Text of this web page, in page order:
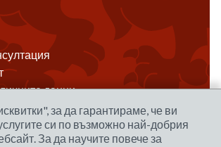
данни
за да гарантираме, че ви
си по възможно най-добрия
За да научите повече за